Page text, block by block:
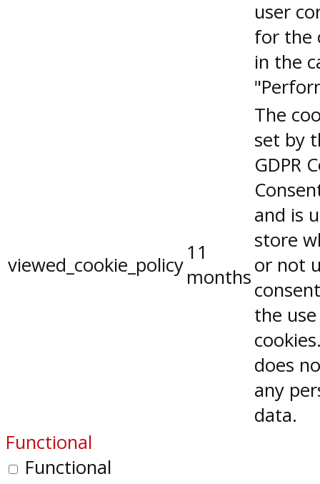
user
for the
in the
viewed_cookie_policy
11
months
The
set by
GDPR
and is
store
or not
the
does
any
data.
Functional
Functional